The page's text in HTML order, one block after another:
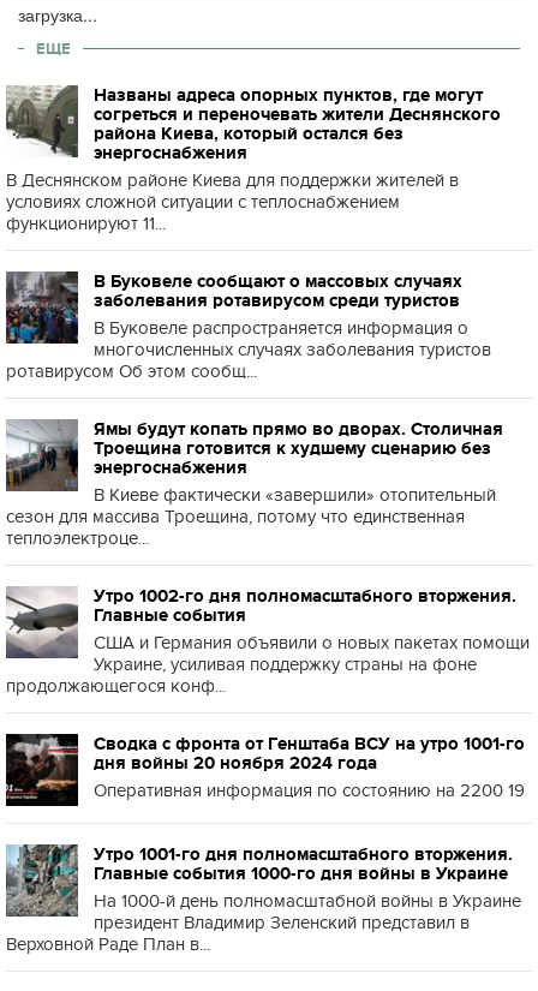
загрузка...
ЕЩЕ
Названы адреса опорных пунктов, где могут
согреться и переночевать жители Деснянского
района Киева, который остался без
энергоснабжения
В Деснянском районе Киева для поддержки жителей в
условиях сложной ситуации с теплоснабжением
функционируют 11...
В Буковеле сообщают о массовых случаях
заболевания ротавирусом среди туристов
В Буковеле распространяется информация о
многочисленных случаях заболевания туристов
ротавирусом Об этом сообщ...
Ямы будут копать прямо во дворах. Столичная
Троещина готовится к худшему сценарию без
энергоснабжения
В Киеве фактически «завершили» отопительный
сезон для массива Троещина, потому что единственная
теплоэлектроце...
Утро 1002-го дня полномасштабного вторжения.
Главные события
США и Германия объявили о новых пакетах помощи
Украине, усиливая поддержку страны на фоне
продолжающегося конф...
Сводка с фронта от Генштаба ВСУ на утро 1001-го
дня войны 20 ноября 2024 года
Оперативная информация по состоянию на 2200 19
Утро 1001-го дня полномасштабного вторжения.
Главные события 1000-го дня войны в Украине
На 1000-й день полномасштабной войны в Украине
президент Владимир Зеленский представил в
Верховной Раде План в...